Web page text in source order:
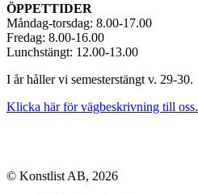
ÖPPETTIDER
Måndag-torsdag: 8.00-17.00
Fredag: 8.00-16.00
Lunchstängt: 12.00-13.00
I år håller vi semesterstängt v. 29-30.
Klicka här för vägbeskrivning till oss.
© Konstlist AB, 2026